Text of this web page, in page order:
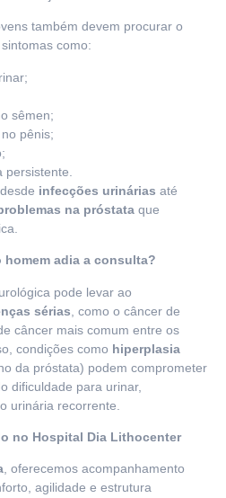
também devem procurar o
como:
sêmen;
pênis;
persistente.
infecções urinárias até
na próstata que
adia a consulta?
pode levar ao
sérias , como o câncer de
câncer mais comum entre os
condições como hiperplasia
da próstata) podem comprometer
dificuldade para urinar,
urinária recorrente.
no Hospital Dia Lithocenter
, oferecemos acompanhamento
agilidade e estrutura